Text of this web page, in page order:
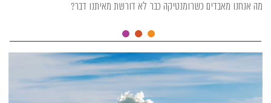
מה אנחנו מאבדים כשרומנטיקה כבר לא דורשת מאיתנו דבר?